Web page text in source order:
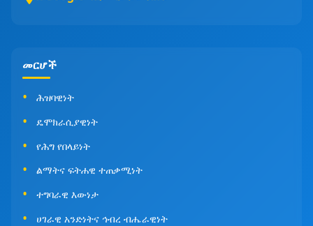
መርሆች
ሕዝባዊነት
ዴሞክራሲያዊነት
የሕግ የበላይነት
ልማትና ፍትሐዊ ተጠቃሚነት
ተግባራዊ እውነታ
ሀገራዊ አንድነትና ኅብረ ብሔራዊነት